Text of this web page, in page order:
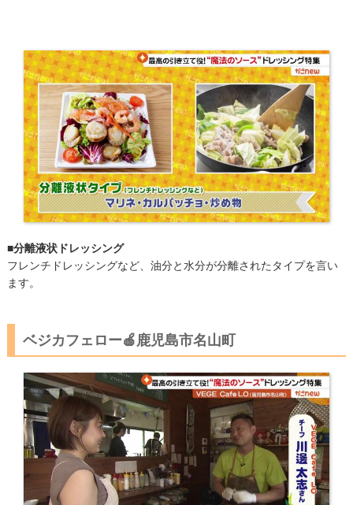
■分離液状ドレッシング
フレンチドレッシングなど、油分と水分が分離されたタイプを言い
ます。
ベジカフェロー🍎​鹿児島市名山町